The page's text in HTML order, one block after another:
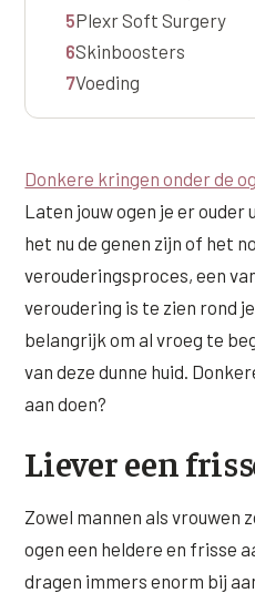
Wangen
CONTOUR & HALS
Kaaklijn
Handen
Hyperpigmentatie
Overmatig zweten
Bekijk alle zones →
Saypha Volume Plus
Sculptra (collageen aanmaak)
Silhouette Soft
Teosyal Redensity
HUID & AANVULLEND
Epionce huidverzorging
Peeling
Plexr Soft Surgery
PRP-behandeling
Alle behandelingen →
Volume Verlies Profiel
Atletisch verouderings profiel
Digitale Nek Profiel
5Plexr Soft Surgery
6Skinboosters
7Voeding
Donkere kringen onder de
Laten jouw ogen je er ouder
het nu de genen zijn of het
verouderingsproces, een
veroudering is te zien rond
belangrijk om al vroeg te
van deze dunne huid.
aan doen?
Liever een
Zowel mannen als vrouwen
ogen een heldere en frisse
dragen immers enorm bij